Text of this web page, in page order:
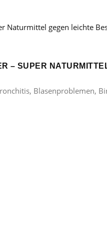
– SUPER
Blasenproblemen,